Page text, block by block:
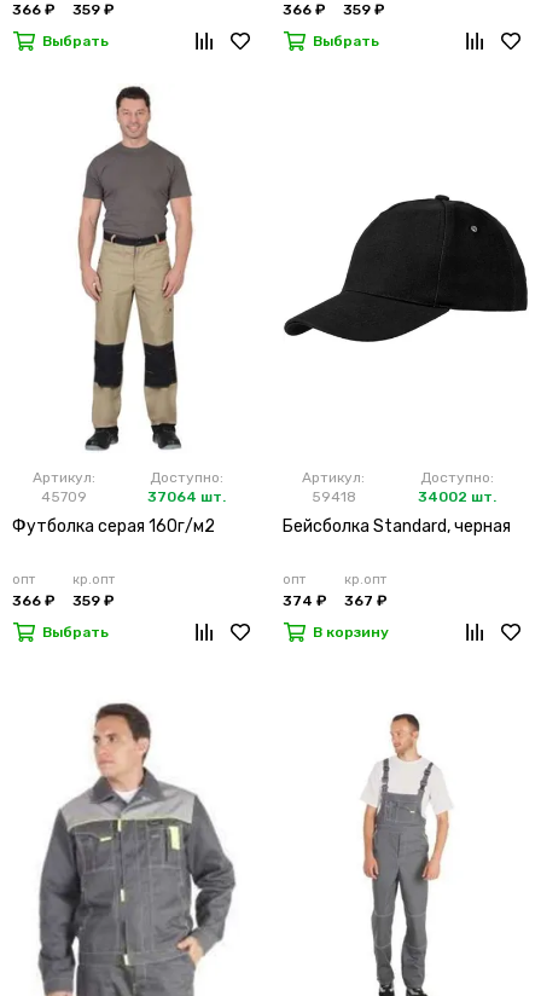
366 ₽
359 ₽
Выбрать
366 ₽
359 ₽
Выбрать
Артикул:
45709
Доступно:
37064 шт.
Футболка серая 160г/м2
опт
366 ₽
кр.опт
359 ₽
Выбрать
Артикул:
59418
Доступно:
34002 шт.
Бейсболка Standard, черная
опт
374 ₽
кр.опт
367 ₽
В корзину